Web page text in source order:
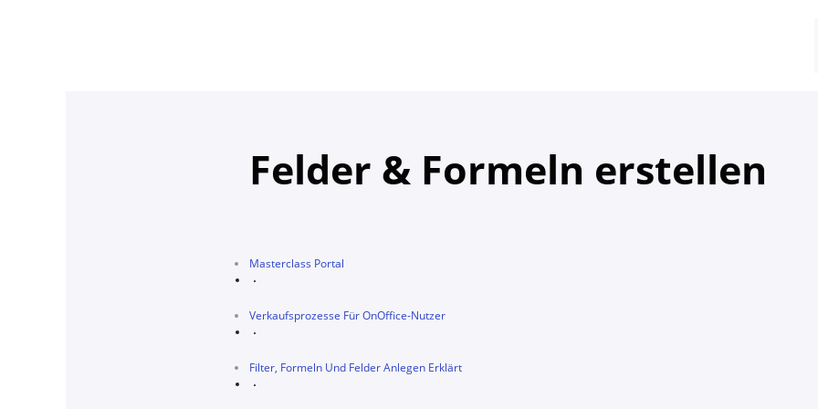
Felder & Formeln erstellen
Masterclass Portal
Verkaufsprozesse Für OnOffice-Nutzer
Filter, Formeln Und Felder Anlegen Erklärt